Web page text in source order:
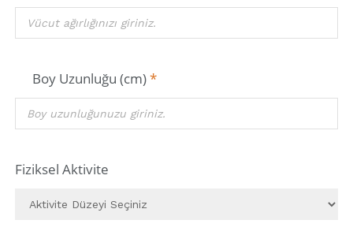
Boy Uzunluğu (cm)*
Fiziksel Aktivite